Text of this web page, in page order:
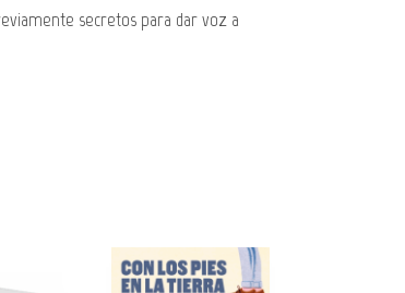
secretos para dar voz a